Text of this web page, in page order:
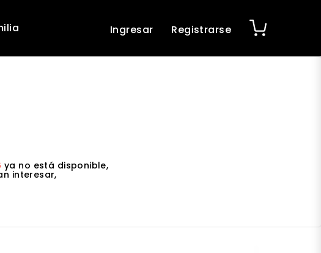
Ingresar Registrarse
ya no está disponible,
interesar,